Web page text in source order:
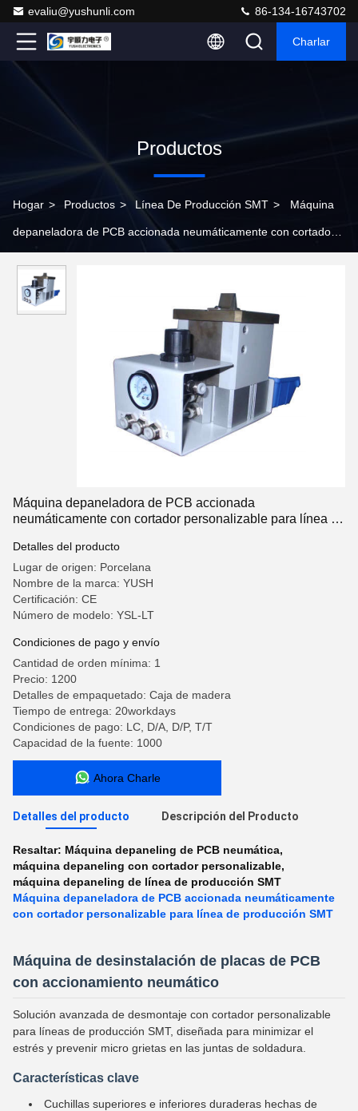
evaliu@yushunli.com 86-134-16743702
Charlar
Productos
Hogar > Productos > Línea De Producción SMT > Máquina
depaneladora de PCB accionada neumáticamente con cortador
Máquina depaneladora de PCB accionada
neumáticamente con cortador personalizable para línea de
Detalles del producto
Lugar de origen: Porcelana
Nombre de la marca: YUSH
Certificación: CE
Número de modelo: YSL-LT
Condiciones de pago y envío
Cantidad de orden mínima: 1
Precio: 1200
Detalles de empaquetado: Caja de madera
Tiempo de entrega: 20workdays
Condiciones de pago: LC, D/A, D/P, T/T
Capacidad de la fuente: 1000
Ahora Charle
Detalles del producto Descripción del Producto
Resaltar: Máquina depaneling de PCB neumática,
máquina depaneling con cortador personalizable,
máquina depaneling de línea de producción SMT
Máquina depaneladora de PCB accionada neumáticamente
con cortador personalizable para línea de producción SMT
Máquina de desinstalación de placas de PCB
con accionamiento neumático
Solución avanzada de desmontaje con cortador personalizable
para líneas de producción SMT, diseñada para minimizar el
estrés y prevenir micro grietas en las juntas de soldadura.
Características clave
Cuchillas superiores e inferiores duraderas hechas de